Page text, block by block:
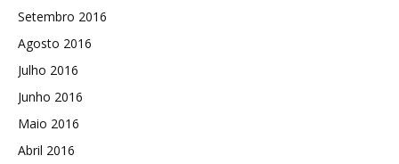
Setembro 2016
Agosto 2016
Julho 2016
Junho 2016
Maio 2016
Abril 2016